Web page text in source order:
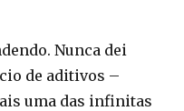
Nunca dei
de aditivos –
uma das infinitas